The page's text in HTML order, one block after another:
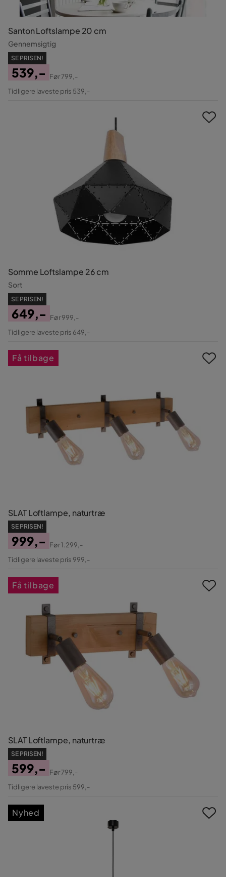
Santon Loftslampe 20 cm
Gennemsigtig
SE PRISEN!
Pris
539,-
Original
Før799,-
Tidligere laveste pris 539,-
Somme Loftslampe 26 cm
Sort
SE PRISEN!
Pris
649,-
Original
Før999,-
Tidligere laveste pris 649,-
SLAT Loftlampe, naturtræ
SE PRISEN!
Pris
999,-
Original
Før1.299,-
Tidligere laveste pris 999,-
Få tilbage
SLAT Loftlampe, naturtræ
SE PRISEN!
Pris
599,-
Original
Før799,-
Tidligere laveste pris 599,-
Få tilbage
Nyhed